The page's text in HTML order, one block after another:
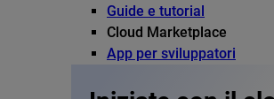
Guide e tutorial
Cloud Marketplace
App per sviluppatori